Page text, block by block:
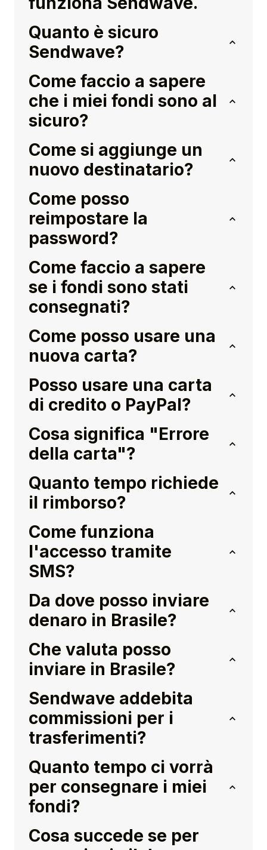
Quanto è sicuro
Sendwave?
Come faccio a sapere
che i miei fondi sono al
sicuro?
Come si aggiunge un
nuovo destinatario?
Come posso
reimpostare la
password?
Come faccio a sapere
se i fondi sono stati
consegnati?
Come posso usare una
nuova carta?
Posso usare una carta
di credito o PayPal?
Cosa significa "Errore
della carta"?
Quanto tempo richiede
il rimborso?
Come funziona
l'accesso tramite
SMS?
Da dove posso inviare
denaro in Brasile?
Che valuta posso
inviare in Brasile?
Sendwave addebita
commissioni per i
trasferimenti?
Quanto tempo ci vorrà
per consegnare i miei
fondi?
Cosa succede se per